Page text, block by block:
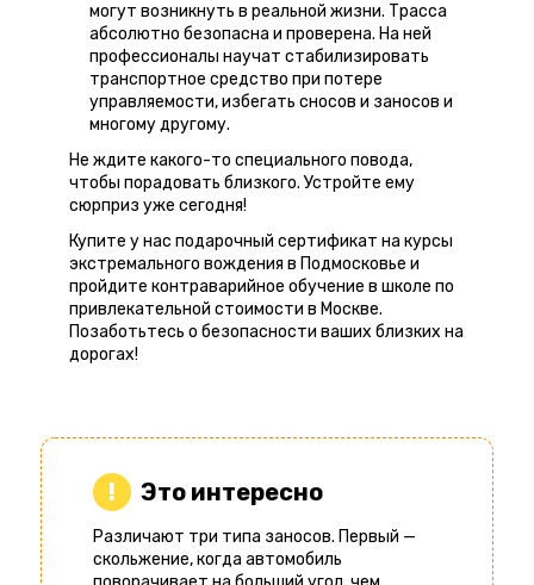
могут возникнуть в реальной жизни. Трасса
абсолютно безопасна и проверена. На ней
профессионалы научат стабилизировать
транспортное средство при потере
управляемости, избегать сносов и заносов и
многому другому.
Не ждите какого-то специального повода,
чтобы порадовать близкого. Устройте ему
сюрприз уже сегодня!
Купите у нас подарочный сертификат на курсы
экстремального вождения в Подмосковье и
пройдите контраварийное обучение в школе по
привлекательной стоимости в Москве.
Позаботьтесь о безопасности ваших близких на
дорогах!
Это интересно
Различают три типа заносов. Первый —
скольжение, когда автомобиль